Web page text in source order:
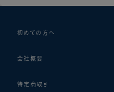
初めての方へ
会社概要
特定商取引